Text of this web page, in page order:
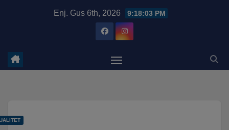
Enj. Gus 6th, 2026 9:18:04 PM